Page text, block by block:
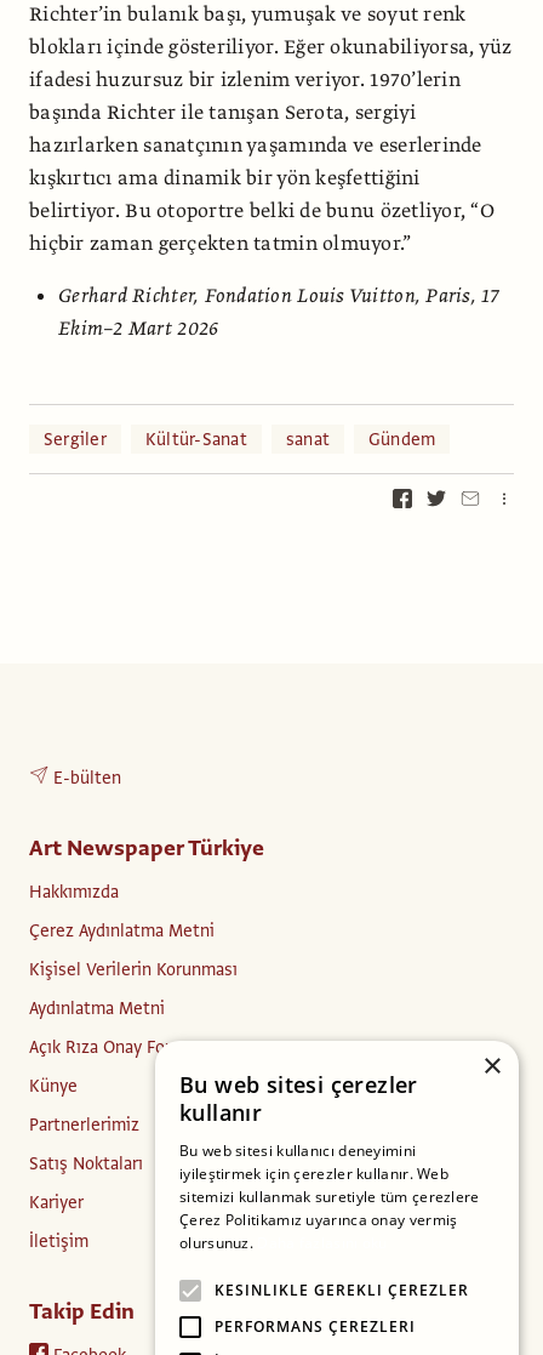
Richter’in bulanık başı, yumuşak ve soyut renk
blokları içinde gösteriliyor. Eğer okunabiliyorsa, yüz
ifadesi huzursuz bir izlenim veriyor. 1970’lerin
başında Richter ile tanışan Serota, sergiyi
hazırlarken sanatçının yaşamında ve eserlerinde
kışkırtıcı ama dinamik bir yön keşfettiğini
belirtiyor. Bu otoportre belki de bunu özetliyor, “O
hiçbir zaman gerçekten tatmin olmuyor.”
Gerhard Richter, Fondation Louis Vuitton, Paris, 17
Ekim–2 Mart 2026
Sergiler Kültür-Sanat sanat Gündem
E-bülten
Art Newspaper Türkiye
Hakkımızda
Çerez Aydınlatma Metni
Kişisel Verilerin Korunması
Aydınlatma Metni
Açık Rıza Onay Formu
Künye
Partnerlerimiz
Satış Noktaları
Kariyer
İletişim
Takip Edin
×
Bu web sitesi çerezler
kullanır
Bu web sitesi kullanıcı deneyimini
iyileştirmek için çerezler kullanır. Web
sitemizi kullanmak suretiyle tüm çerezlere
Çerez Politikamız uyarınca onay vermiş
olursunuz.
KESINLIKLE GEREKLI ÇEREZLER
PERFORMANS ÇEREZLERI